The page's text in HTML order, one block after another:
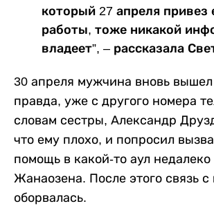
который 27 апреля привез
работы, тоже никакой
владеет”, – рассказала
30 апреля мужчина вновь вышел
правда, уже с другого номера
словам сестры, Александр
что ему плохо, и попросил
помощь в какой-то аул недалеко
Жанаозена. После этого связь с
оборвалась.